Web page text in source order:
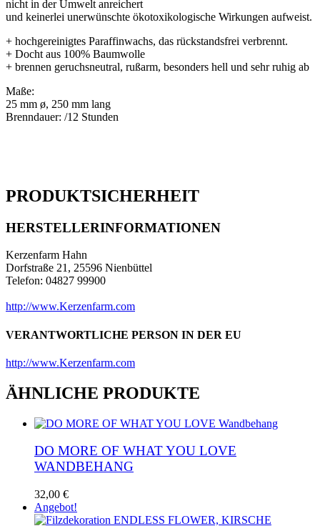
nicht in der Umwelt anreichert
und keinerlei unerwünschte ökotoxikologische Wirkungen aufweist.
+ hochgereinigtes Paraffinwachs, das rückstandsfrei verbrennt.
+ Docht aus 100% Baumwolle
+ brennen geruchsneutral, rußarm, besonders hell und sehr ruhig ab
Maße:
25 mm ø, 250 mm lang
Brenndauer: /12 Stunden
PRODUKTSICHERHEIT
HERSTELLERINFORMATIONEN
Kerzenfarm Hahn
Dorfstraße 21, 25596 Nienbüttel
Telefon: 04827 99900
http://www.Kerzenfarm.com
VERANTWORTLICHE PERSON IN DER EU
http://www.Kerzenfarm.com
ÄHNLICHE PRODUKTE
DO MORE OF WHAT YOU LOVE
WANDBEHANG
32,00 €
Angebot!